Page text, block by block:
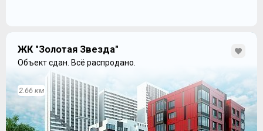
ЖК "Золотая Звезда"
Объект сдан. Всё распродано.
2.66 км